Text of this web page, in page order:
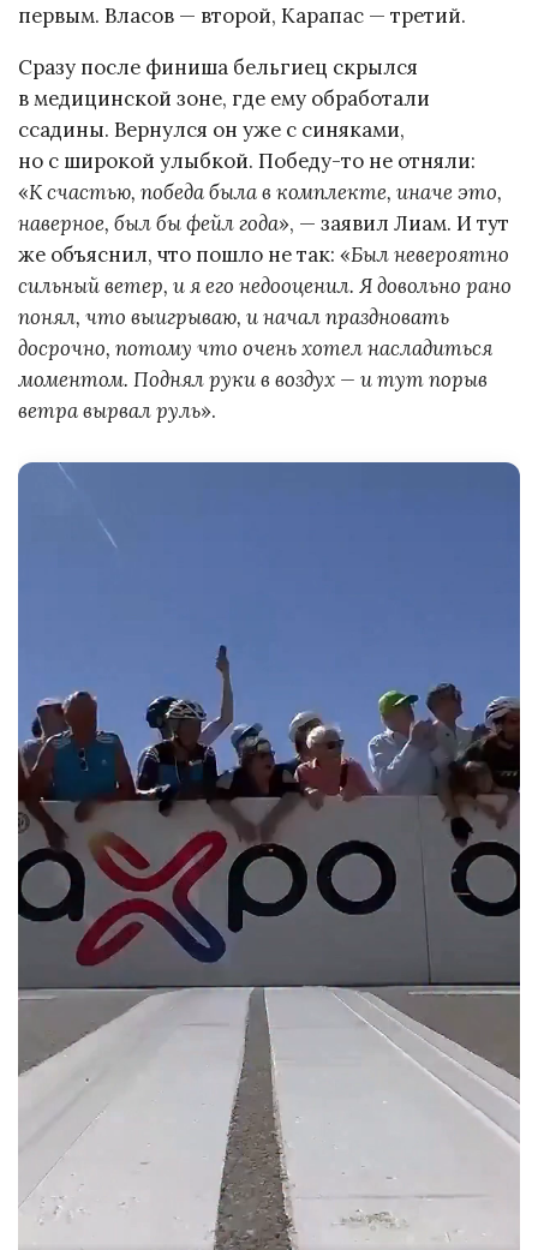
первым. Власов — второй, Карапас — третий.
Сразу после финиша бельгиец скрылся
в медицинской зоне, где ему обработали
ссадины. Вернулся он уже с синяками,
но с широкой улыбкой. Победу-то не отняли:
«К счастью, победа была в комплекте, иначе это,
наверное, был бы фейл года», — заявил Лиам. И тут
же объяснил, что пошло не так: «Был невероятно
сильный ветер, и я его недооценил. Я довольно рано
понял, что выигрываю, и начал праздновать
досрочно, потому что очень хотел насладиться
моментом. Поднял руки в воздух — и тут порыв
ветра вырвал руль».